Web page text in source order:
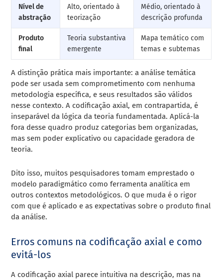
Nível de
abstração
Alto, orientado à
teorização
Médio, orientado à
descrição profunda
Produto
final
Teoria substantiva
emergente
Mapa temático com
temas e subtemas
A distinção prática mais importante: a análise temática
pode ser usada sem comprometimento com nenhuma
metodologia específica, e seus resultados são válidos
nesse contexto. A codificação axial, em contrapartida, é
inseparável da lógica da teoria fundamentada. Aplicá-la
fora desse quadro produz categorias bem organizadas,
mas sem poder explicativo ou capacidade geradora de
teoria.
Dito isso, muitos pesquisadores tomam emprestado o
modelo paradigmático como ferramenta analítica em
outros contextos metodológicos. O que muda é o rigor
com que é aplicado e as expectativas sobre o produto final
da análise.
Erros comuns na codificação axial e como
evitá-los
A codificação axial parece intuitiva na descrição, mas na